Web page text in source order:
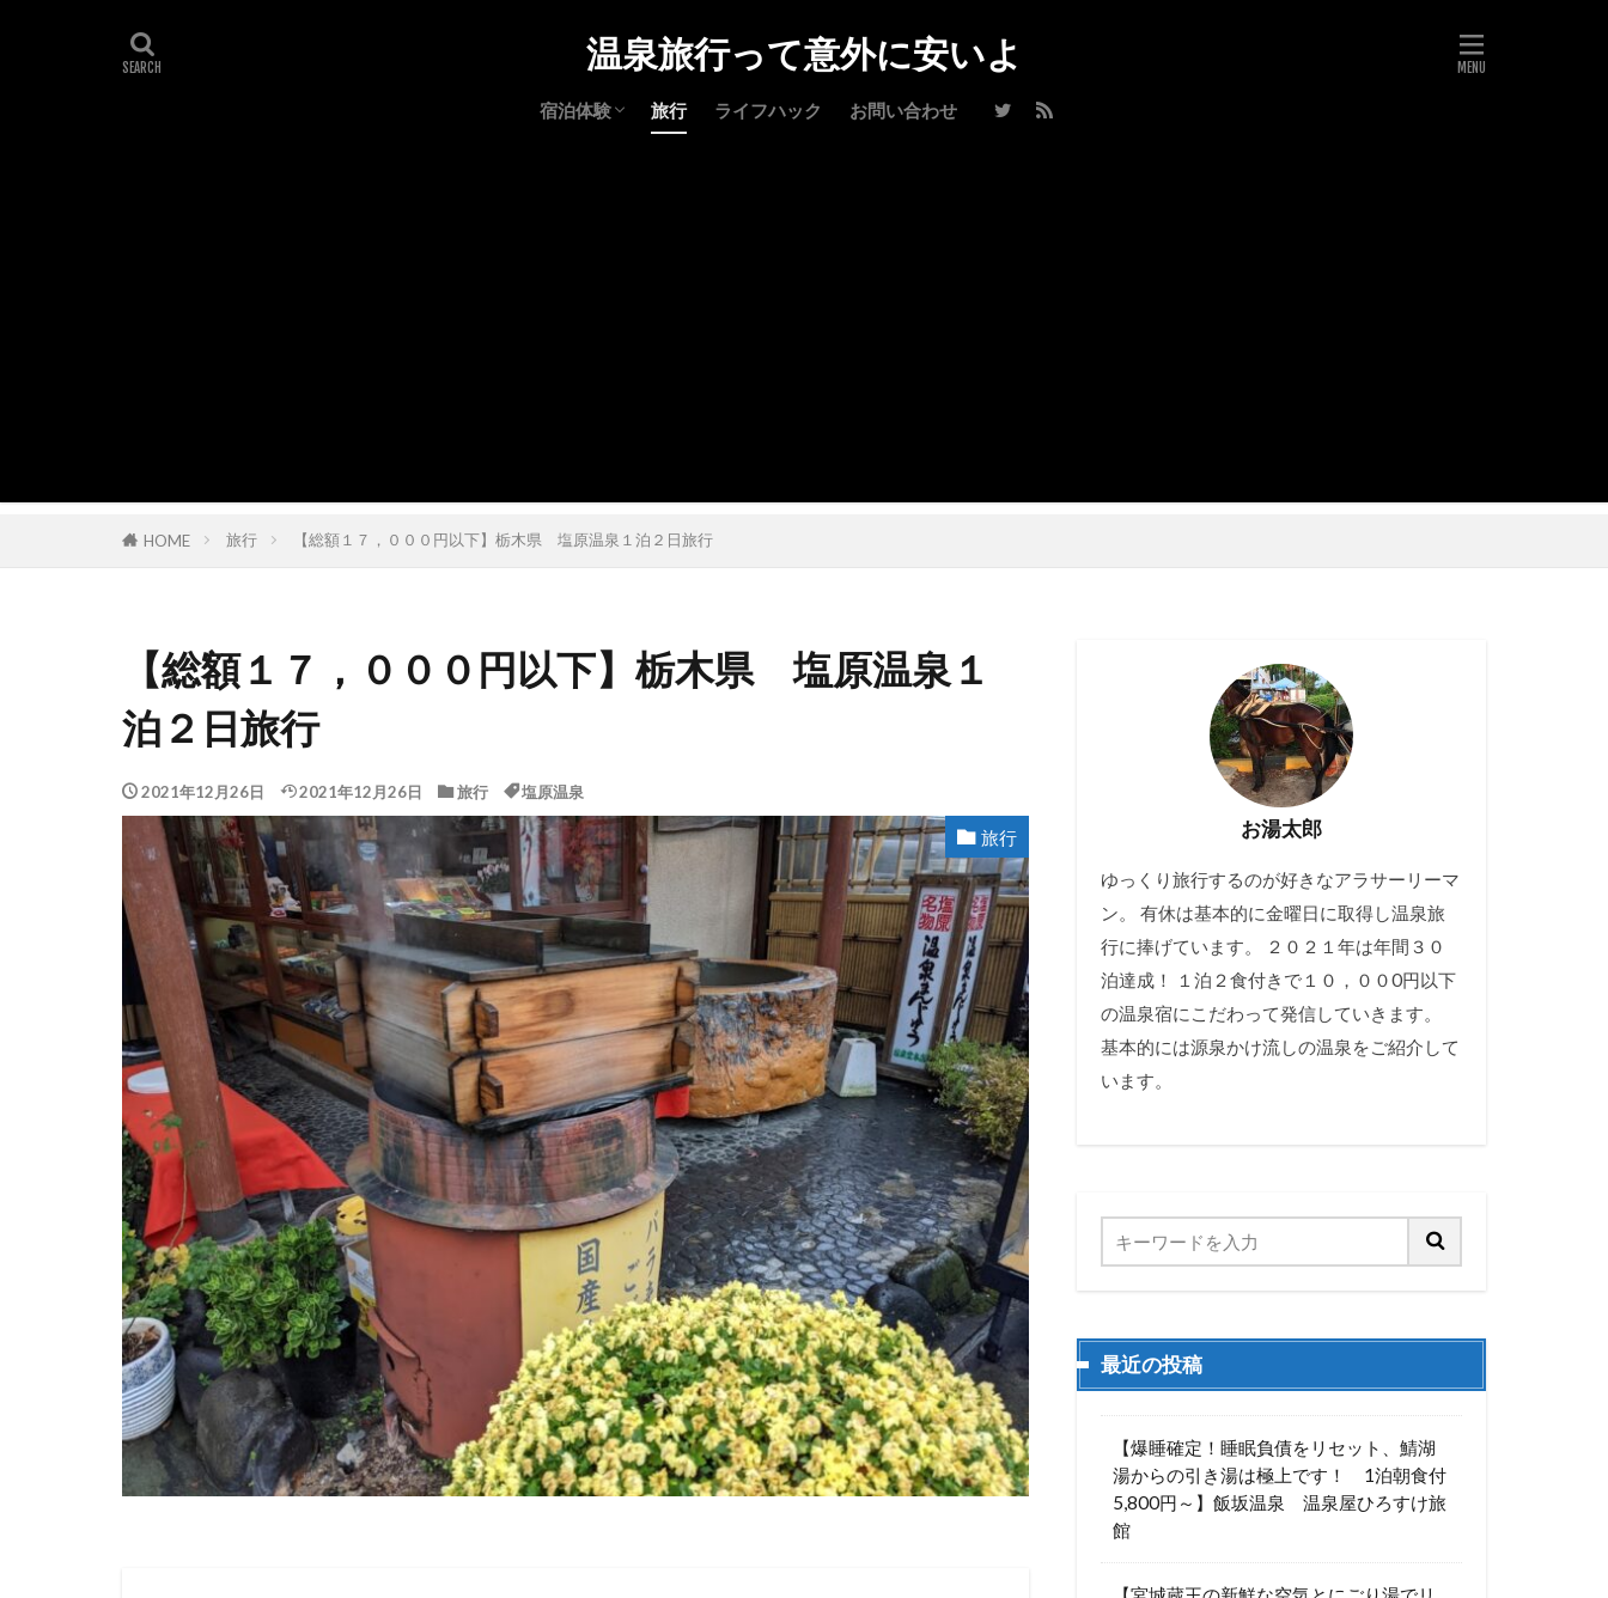
温泉旅行って意外に安いよ
宿泊体験 旅行 ライフハック お問い合わせ
HOME 旅行 【総額１７，０００円以下】栃木県 塩原温泉１泊２日旅行
【総額１７，０００円以下】栃木県 塩原温泉１
泊２日旅行
2021年12月26日 2021年12月26日 旅行 塩原温泉
旅行 お湯太郎
ゆっくり旅行するのが好きなアラサーリーマ
ン。 有休は基本的に金曜日に取得し温泉旅
行に捧げています。 ２０２１年は年間３０
泊達成！ １泊２食付きで１０，００0円以下
の温泉宿にこだわって発信していきます。
基本的には源泉かけ流しの温泉をご紹介して
います。
最近の投稿
【爆睡確定！睡眠負債をリセット、鯖湖
湯からの引き湯は極上です！ 1泊朝食付
5,800円～】飯坂温泉 温泉屋ひろすけ旅
館